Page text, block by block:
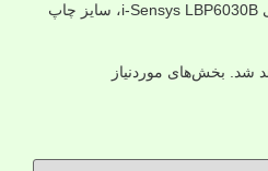
کاره با چاپ لیزری مدل مشکی i-Sensys LBP6030B، سایز چاپ
شد. بخش‌های موردنیاز